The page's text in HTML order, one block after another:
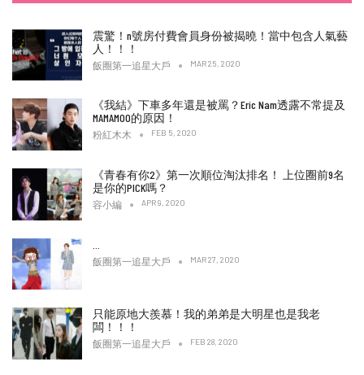
震驚！n號房付費會員身份被揭曉！當中包含人氣藝
人！！！
飯圈第一追星大戶 MAR 25, 2020
《我結》下車多年還是被罵？Eric Nam透露不常提及
MAMAMOO的原因！
粉紅木木 FEB 5, 2020
《青春有你2》第一次順位淘汰排名！ 上位圈前9名
是你的PICK嗎？
容小編 APR 9, 2020
飯圈第一追星大戶 MAR 27, 2020
只能原地大羨慕！我的弟弟是大明星也是我老
闆！！！
飯圈第一追星大戶 FEB 28, 2020